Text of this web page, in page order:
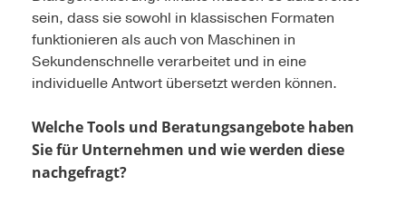
sein, dass sie sowohl in klassischen Formaten
funktionieren als auch von Maschinen in
Sekundenschnelle verarbeitet und in eine
individuelle Antwort übersetzt werden können.
Welche Tools und Beratungsangebote haben
Sie für Unternehmen und wie werden diese
nachgefragt?